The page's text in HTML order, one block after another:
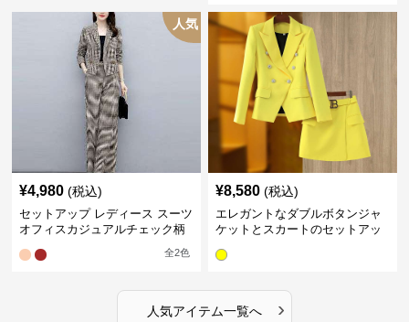
人気
¥4,980 (税込)
セットアップ レディース スーツ
オフィスカジュアルチェック柄
全2色
¥8,580 (税込)
エレガントなダブルボタンジャ
ケットとスカートのセットアッ
人気アイテム一覧へ ›